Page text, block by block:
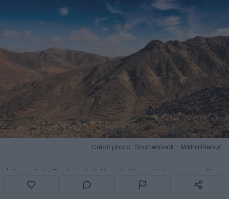
Crédit photo : Shutterstock – MikhailBerkut
À l’ouest de l’île, le belvédère de Morro Velosa vous offre
la possibilité d’assister à un spectacle nocturne